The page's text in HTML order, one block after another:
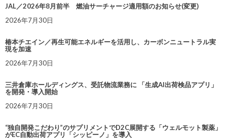
JAL／2026年8月前半 燃油サーチャージ適用額のお知らせ(変更)
2026年7月30日
椿本チエイン／再生可能エネルギーを活用し、カーボンニュートラル実
現を加速
2026年7月30日
三井倉庫ホールディングス、受託物流業務に 「生成AI出荷検品アプリ」
を開発・導入開始
2026年7月30日
“独自開発こだわり”のサプリメントでD2C展開する「ウェルモット製薬」
がEC自動出荷アプリ「シッピーノ」を導入